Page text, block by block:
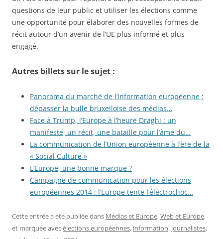
questions de leur public et utiliser les élections comme
une opportunité pour élaborer des nouvelles formes de
récit autour d’un avenir de l’UE plus informé et plus
engagé.
Autres billets sur le sujet :
Panorama du marché de l’information européenne :
dépasser la bulle bruxelloise des médias…
Face à Trump, l’Europe à l’heure Draghi : un
manifeste, un récit, une bataille pour l’âme du…
La communication de l’Union européenne à l’ère de la
« Social Culture »
L’Europe, une bonne marque ?
Campagne de communication pour les élections
européennes 2014 : l’Europe tente l’électrochoc…
Cette entrée a été publiée dans Médias et Europe,Web et Europe,
et marquée avecélections européennes, information, journalistes,